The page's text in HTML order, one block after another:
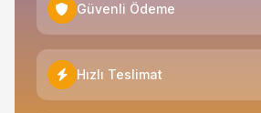
Güvenli Ödeme
Hızlı Teslimat